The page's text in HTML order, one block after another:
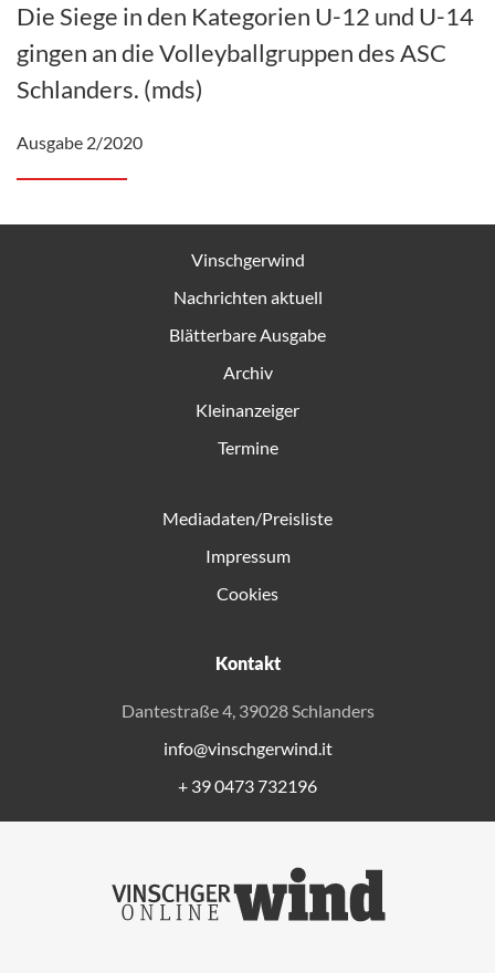
Die Siege in den Kategorien U-12 und U-14
gingen an die Volleyballgruppen des ASC
Schlanders. (mds)
Ausgabe 2/2020
Vinschgerwind
Nachrichten aktuell
Blätterbare Ausgabe
Archiv
Kleinanzeiger
Termine
Mediadaten/Preisliste
Impressum
Cookies
Kontakt
Dantestraße 4, 39028 Schlanders
info@vinschgerwind.it
+ 39 0473 732196